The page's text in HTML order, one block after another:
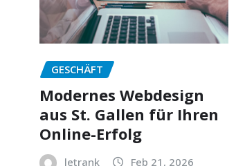
GESCHÄFT
Modernes Webdesign
aus St. Gallen für Ihren
Online-Erfolg
letrank Feb 21, 2026